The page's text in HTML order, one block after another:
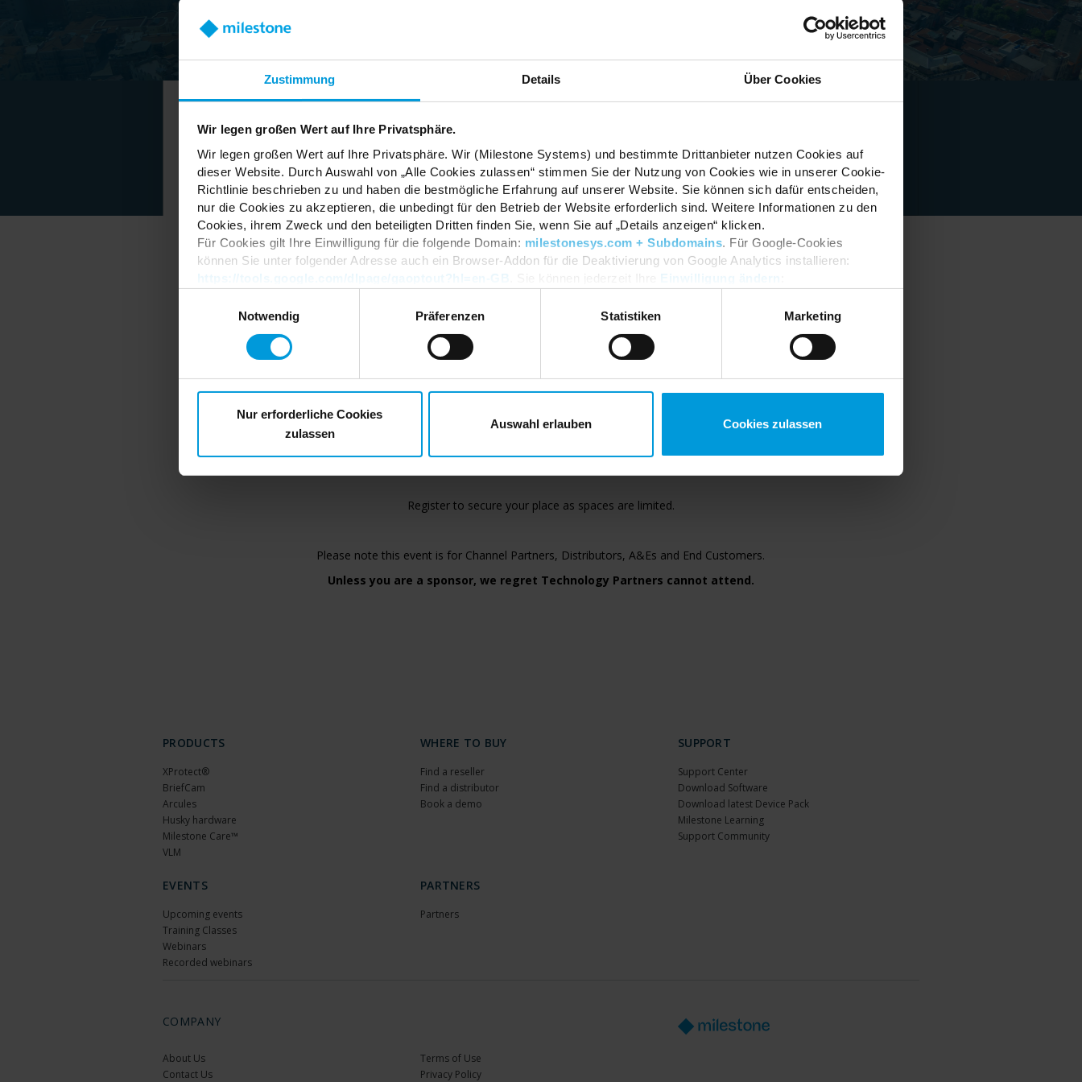
Zustimmung Details Über Cookies
Wir legen großen Wert auf Ihre Privatsphäre.
Wir legen großen Wert auf Ihre Privatsphäre. Wir (Milestone Systems) und bestimmte Drittanbieter nutzen Cookies auf
dieser Website. Durch Auswahl von „Alle Cookies zulassen“ stimmen Sie der Nutzung von Cookies wie in unserer Cookie-
Richtlinie beschrieben zu und haben die bestmögliche Erfahrung auf unserer Website. Sie können sich dafür entscheiden,
nur die Cookies zu akzeptieren, die unbedingt für den Betrieb der Website erforderlich sind. Weitere Informationen zu den
Cookies, ihrem Zweck und den beteiligten Dritten finden Sie, wenn Sie auf „Details anzeigen“ klicken.
Für Cookies gilt Ihre Einwilligung für die folgende Domain: milestonesys.com + Subdomains. Für Google-Cookies
können Sie unter folgender Adresse auch ein Browser-Addon für die Deaktivierung von Google Analytics installieren:
https://tools.google.com/dlpage/gaoptout?hl=en-GB
Einwilligung ändern
Notwendig
Präferenzen Statistiken Marketing
Nur erforderliche Cookies
zulassen
Auswahl erlauben Cookies zulassen
Event Highlights Wann und wo
This event offers the opportunity to meet with industry peers, gain valuable insights from industry experts and thought
leaders who will share their perspectives on the future of video technology. Explore the challenges and trends shaping
our industry and the limitless possibilities ahead.
Technology Partner Exhibition
Conference
Register to secure your place as spaces are limited.
Please note this event is for Channel Partners, Distributors, A&Es and End Customers.
Unless you are a sponsor, we regret Technology Partners cannot attend.
PRODUCTS
XProtect®
BriefCam
Arcules
Husky hardware
Milestone Care™
VLM
WHERE TO BUY
Find a reseller
Find a distributor
Book a demo
SUPPORT
Support Center
Download Software
Download latest Device Pack
Milestone Learning
Support Community
EVENTS
Upcoming events
Training Classes
Webinars
Recorded webinars
PARTNERS
Partners
COMPANY
About Us
Contact Us
Terms of Use
Privacy Policy